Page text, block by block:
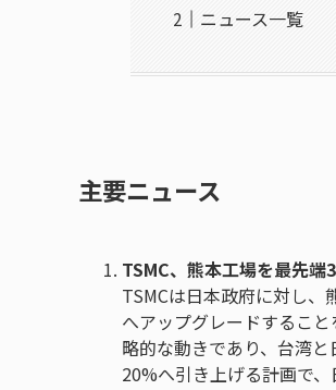
ニュース一覧
主要ニュース
TSMC、熊本工場を最先
TSMCは日本政府に対し
へアップグレードするこ
略的な動きであり、台湾
20%へ引き上げる計画で、